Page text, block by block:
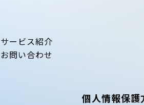
サービス紹介
お問い合わせ
個人情報保護